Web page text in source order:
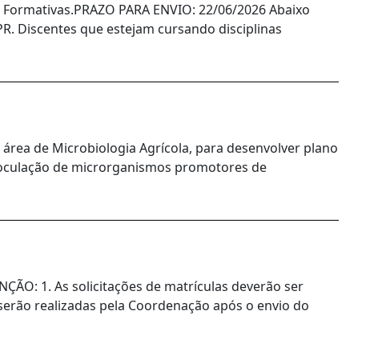
PARA ENVIO: 22/06/2026 Abaixo
Discentes que estejam cursando disciplinas
de Microbiologia Agrícola, para desenvolver plano
de microrganismos promotores de
1. As solicitações de matrículas deverão ser
realizadas pela Coordenação após o envio do